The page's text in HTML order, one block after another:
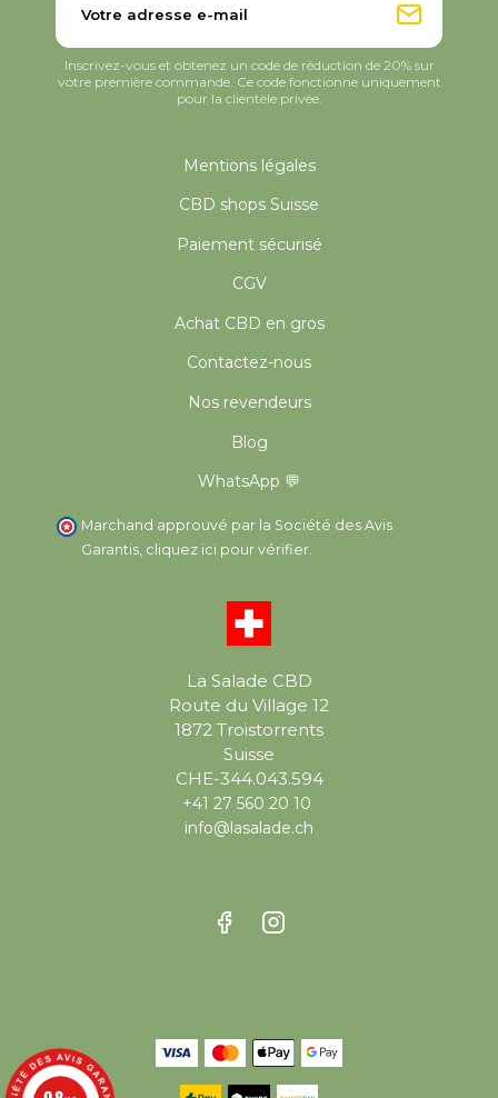
La Salade CBD
Route du Village 12
1872 Troistorrents
Suisse
CHE-344.043.594
+41 27 560 20 10
info@lasalade.ch
Mentions légales
CBD shops Suisse
Paiement sécurisé
CGV
Achat CBD en gros
Contactez-nous
Nos revendeurs
Blog
WhatsApp 💬
Marchand approuvé par la Société des Avis
Garantis, cliquez ici pour vérifier
Inscrivez-vous et obtenez un code de réduction de 20% sur
votre première commande. Ce code fonctionne uniquement
pour la clientèle privée.